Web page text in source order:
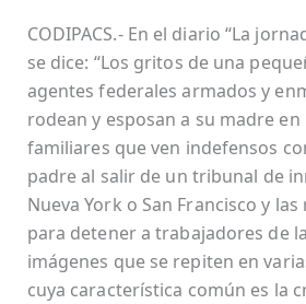
CODIPACS.- En el diario “La
se dice: “Los gritos de una
agentes federales armados y
rodean y esposan a su madre
familiares que ven indefensos
padre al salir de un tribunal de
Nueva York o San Francisco y
para detener a trabajadores de
imágenes que se repiten en
cuya característica común es la